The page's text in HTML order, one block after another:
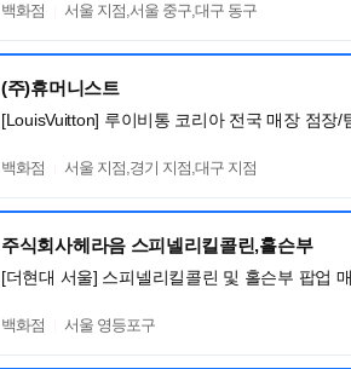
백화점 서울 지점,서울 중구,대구 동구
(주)휴머니스트
[LouisVuitton] 루이비통 코리아 전국 매장 점장/
백화점 서울 지점,경기 지점,대구 지점
주식회사헤라음 스피넬리킬콜린,홀슨부
[더현대 서울] 스피넬리킬콜린 및 홀슨부 팝업
백화점 서울 영등포구